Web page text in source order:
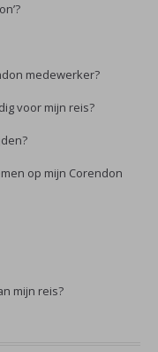
medewerker?
voor mijn reis?
op mijn Corendon
mijn reis?